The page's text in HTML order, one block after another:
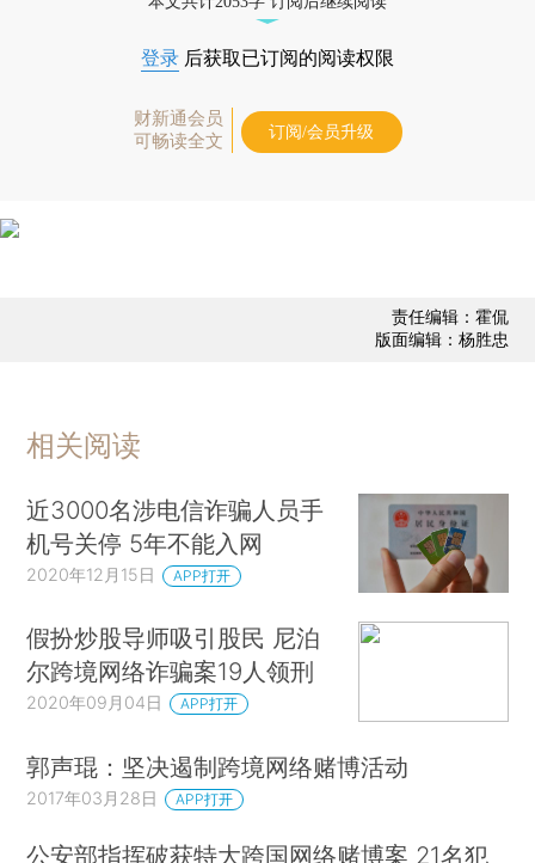
登录 后获取已订阅的阅读权限
财新通会员
可畅读全文
订阅/会员升级
责任编辑：霍侃
版面编辑：杨胜忠
相关阅读
近3000名涉电信诈骗人员手
机号关停 5年不能入网
2020年12月15日 APP打开
假扮炒股导师吸引股民 尼泊
尔跨境网络诈骗案19人领刑
2020年09月04日 APP打开
郭声琨：坚决遏制跨境网络赌博活动
2017年03月28日 APP打开
公安部指挥破获特大跨国网络赌博案 21名犯